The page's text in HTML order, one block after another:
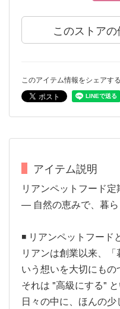
このストア
このアイテム情報をシェアする
アイテム説明
リアンペットフード定
— 自然の恵みで、暮ら
◾️ リアンペットフード
リアンは創業以来、
いう想いを大切にもの
それは "高級にする"
日々の中に、ほんの